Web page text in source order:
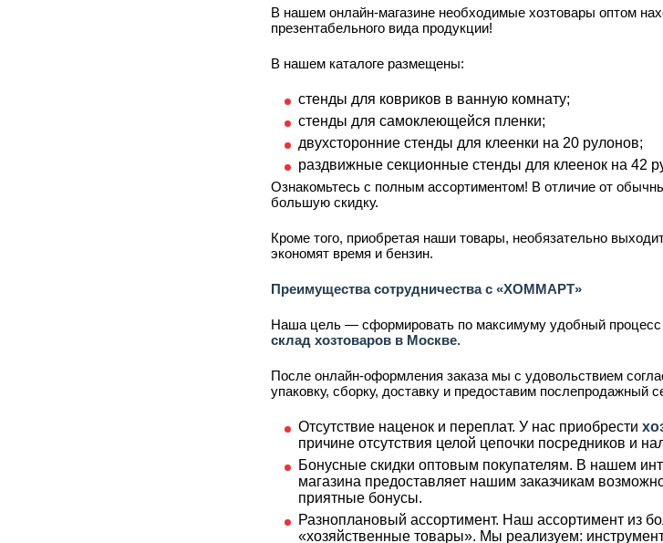
В нашем онлайн-магазине необходимые хозтовары оптом
презентабельного вида продукции!
В нашем каталоге размещены:
стенды для ковриков в ванную комнату;
стенды для самоклеющейся пленки;
двухсторонние стенды для клеенки на 20 рулонов;
раздвижные секционные стенды для клеенок на 42
Ознакомьтесь с полным ассортиментом! В отличие от
большую скидку.
Кроме того, приобретая наши товары, необязательно
экономят время и бензин.
Преимущества сотрудничества с «ХОММАРТ»
Наша цель — сформировать по максимуму удобный процесс
склад хозтоваров в Москве.
После онлайн-оформления заказа мы с удовольствием
упаковку, сборку, доставку и предоставим послепродажный
Отсутствие наценок и переплат. У нас приобрести
причине отсутствия целой цепочки посредников и
Бонусные скидки оптовым покупателям. В нашем
магазина предоставляет нашим заказчикам
приятные бонусы.
Разноплановый ассортимент. Наш ассортимент из
«хозяйственные товары». Мы реализуем: